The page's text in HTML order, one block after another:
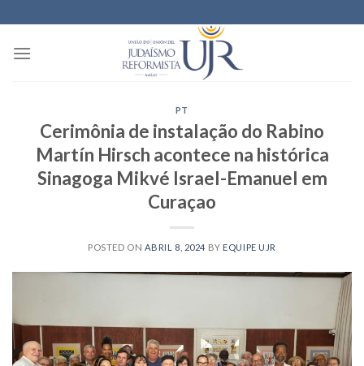
to
content
PT
Cerimônia de instalação do Rabino
Martín Hirsch acontece na histórica
Sinagoga Mikvé Israel-Emanuel em
Curaçao
POSTED ON ABRIL 8, 2024 BY EQUIPE UJR